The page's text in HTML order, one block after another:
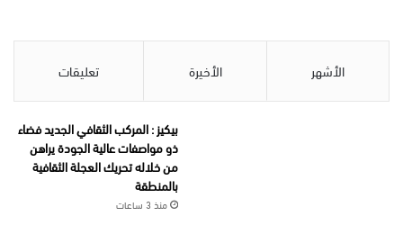
الأشهر الأخيرة تعليقات
بيكيز : المركب الثقافي الجديد فضاء
ذو مواصفات عالية الجودة يراهن
من خلاله تحريك العجلة الثقافية
بالمنطقة
منذ 3 ساعات